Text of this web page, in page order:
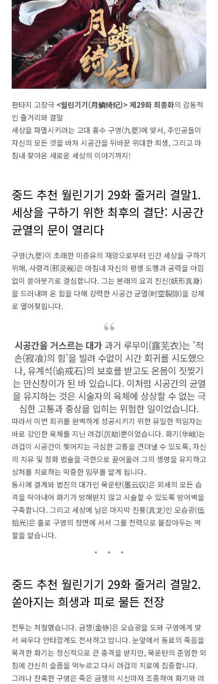
판타지 고장극 <월린기기(月鳞绮纪)> 제29화 최종화의 감동적
인 줄거리와 결말
세상을 파멸시키려는 고대 흉수 구영(九婴)에 맞서, 주인공들이
자신의 모든 것을 바쳐 시공간을 뒤바꾼 위대한 희생, 그리고 마
침내 찾아온 새로운 세상의 이야기까지!
중드 추천 월린기기 29화 줄거리 결말1.
세상을 구하기 위한 최후의 결단: 시공간
균열의 문이 열리다
구영(九婴)이 초래한 미증유의 재앙으로부터 인간 세상을 구하기
위해, 사령격(邪灵觋)은 마침내 자신의 평생 도행과 공력을 아낌
없이 쏟아붓기로 결심합니다. 그는 본래의 요괴 진신(妖形真身)
을 드러내며 온 힘을 다해 강력한 시공간 균열(时空裂隙)을 강제
로 열어젖힙니다.
시공간을 거스르는 대가 과거 루무이(露芜衣)는 '적
손(寂飡)의 힘'을 빌려 수없이 시간 회귀를 시도했으
나, 유계석(谕戒石)의 보호를 받고도 온몸이 짓찢기
는 만신창이가 된 바 있습니다. 이처럼 시공간의 균열
을 유지하는 것은 시술자의 육체에 상상할 수 없는 극
심한 고통과 중상을 입히는 위험한 일이었습니다.
따라서 이번 회귀를 완벽하게 성공시키기 위한 유일한 적임자는
바로 강인한 육체를 지닌 려겁(厉劫)뿐이었습니다. 화기(华岐)는
려겁이 시공간이 찢어지는 극심한 고통을 견뎌낼 수 있도록, 자신
의 치유 및 정화 법술을 극한으로 끌어올려 그의 생명을 유지하고
상처를 치료하는 막중한 임무를 맡게 됩니다.
동시에 결계와 법진의 대가인 묵운탄(墨云叹)은 외세의 모든 습
격을 막아내어 화기가 방해받지 않고 시술할 수 있도록 방어벽을
구축합니다. 그리고 세상에 남은 마지막 진룡(真龙)인 오습광(伍
拾光)은 홀로 구영의 정면에 서서 그를 전력으로 붙잡아두는 역
할을 맡습니다.
중드 추천 월린기기 29화 줄거리 결말2.
쏟아지는 희생과 피로 물든 전장
전투는 처절했습니다. 금쟁(金铮)은 오습광을 도와 구영에게 맞
서 싸우다 안타깝게도 전사하고 맙니다. 눈앞에서 동료의 죽음을
목격한 화기는 정신적으로 큰 충격을 받지만, 묵운탄의 준엄한 외
침에 간신히 슬픔을 억누르고 다시 려겁의 치료에 집중합니다.
그러나 잔혹한 구영은 죽은 금쟁의 시신마저 조종하여 화기와 려